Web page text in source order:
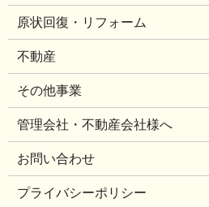
原状回復・リフォーム
不動産
その他事業
管理会社・不動産会社様へ
お問い合わせ
プライバシーポリシー